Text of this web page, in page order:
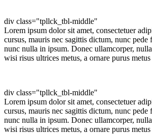
div class="tpllck_tbl-middle"
Lorem ipsum dolor sit amet, consectetuer
cursus, mauris nec sagittis dictum, nunc
nunc nulla in ipsum. Donec ullamcorper,
wisi risus ultrices metus, a ornare purus
div class="tpllck_tbl-middle"
Lorem ipsum dolor sit amet, consectetuer
cursus, mauris nec sagittis dictum, nunc
nunc nulla in ipsum. Donec ullamcorper,
wisi risus ultrices metus, a ornare purus